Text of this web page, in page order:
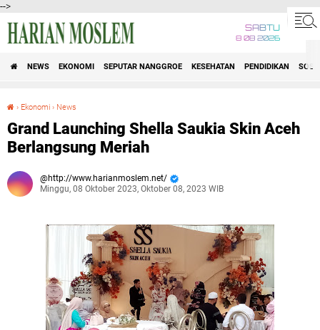
-->
SABTU
8 08 2026
NEWS EKONOMI SEPUTAR NANGGROE KESEHATAN PENDIDIKAN
› Ekonomi › News
Grand Launching Shella Saukia Skin Aceh
Berlangsung Meriah
http://www.harianmoslem.net/
Minggu, 08 Oktober 2023, Oktober 08, 2023 WIB